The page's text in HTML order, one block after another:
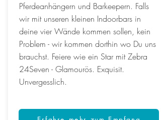
Pferdeanhängern und Barkeepern. Falls
wir mit unseren kleinen Indoorbars in
deine vier Wände kommen sollen, kein
Problem - wir kommen dorthin wo Du uns
brauchst. Feiere wie ein Star mit Zebra
24Seven - Glamourös. Exquisit.
Unvergesslich.